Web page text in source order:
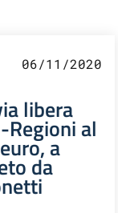
06/11/2020
libera
Regioni al
a
da